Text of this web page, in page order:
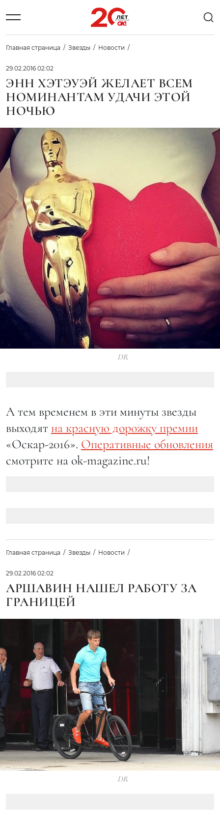
Главная страница Звезды Новости
29.02.2016 02:02
ЭНН ХЭТЭУЭЙ ЖЕЛАЕТ ВСЕМ
НОМИНАНТАМ УДАЧИ ЭТОЙ
НОЧЬЮ
DR
А тем временем в эти минуты звезды
выходят на красную дорожку премии
«Оскар-2016». Оперативные обновления
смотрите на ok-magazine.ru!
Главная страница Звезды Новости
29.02.2016 02:02
АРШАВИН НАШЕЛ РАБОТУ ЗА
ГРАНИЦЕЙ
DR